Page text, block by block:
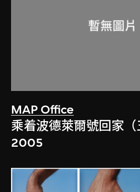
MAP Office
乘着波德萊爾號回家（
2005